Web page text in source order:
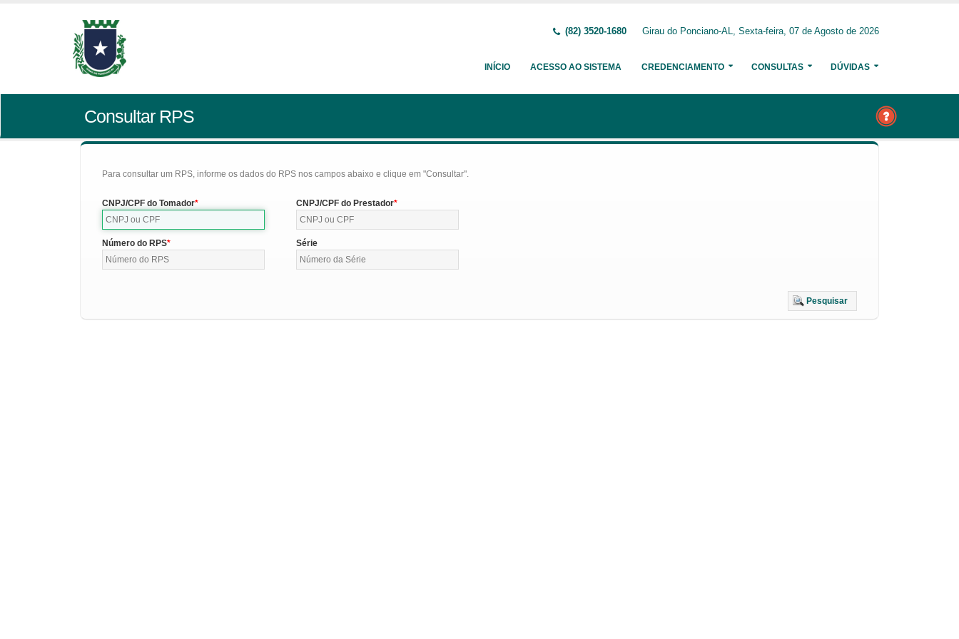
(82) 3520-1680 Girau do Ponciano-AL, Sexta-feira, 07 de Agosto de 2026
INÍCIO ACESSO AO SISTEMA CREDENCIAMENTO CONSULTAS DÚVIDAS
Consultar RPS
Para consultar um RPS, informe os dados do RPS nos campos abaixo e clique em "Consultar".
CNPJ/CPF do Tomador CNPJ/CPF do Prestador
Número do RPS Série
Pesquisar